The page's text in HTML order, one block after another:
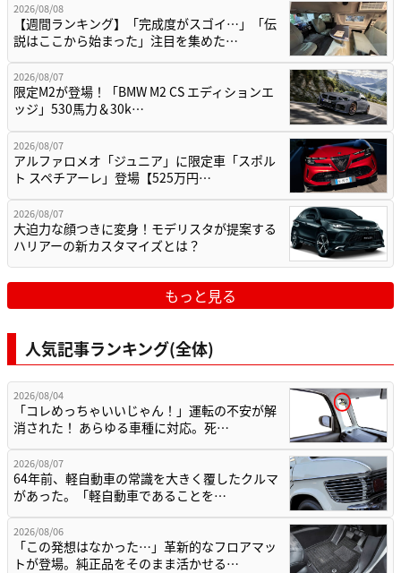
2026/08/08
【週間ランキング】「完成度がスゴイ…」「伝
説はここから始まった」注目を集めた…
2026/08/07
限定M2が登場！「BMW M2 CS エディションエ
ッジ」530馬力＆30k…
2026/08/07
アルファロメオ「ジュニア」に限定車「スポル
ト スペチアーレ」登場【525万円…
2026/08/07
大迫力な顔つきに変身！モデリスタが提案する
ハリアーの新カスタマイズとは？
もっと見る
人気記事ランキング(全体)
2026/08/04
「コレめっちゃいいじゃん！」運転の不安が解
消された！ あらゆる車種に対応。死…
2026/08/07
64年前、軽自動車の常識を大きく覆したクルマ
があった。「軽自動車であることを…
2026/08/06
「この発想はなかった…」革新的なフロアマッ
トが登場。純正品をそのまま活かせる…